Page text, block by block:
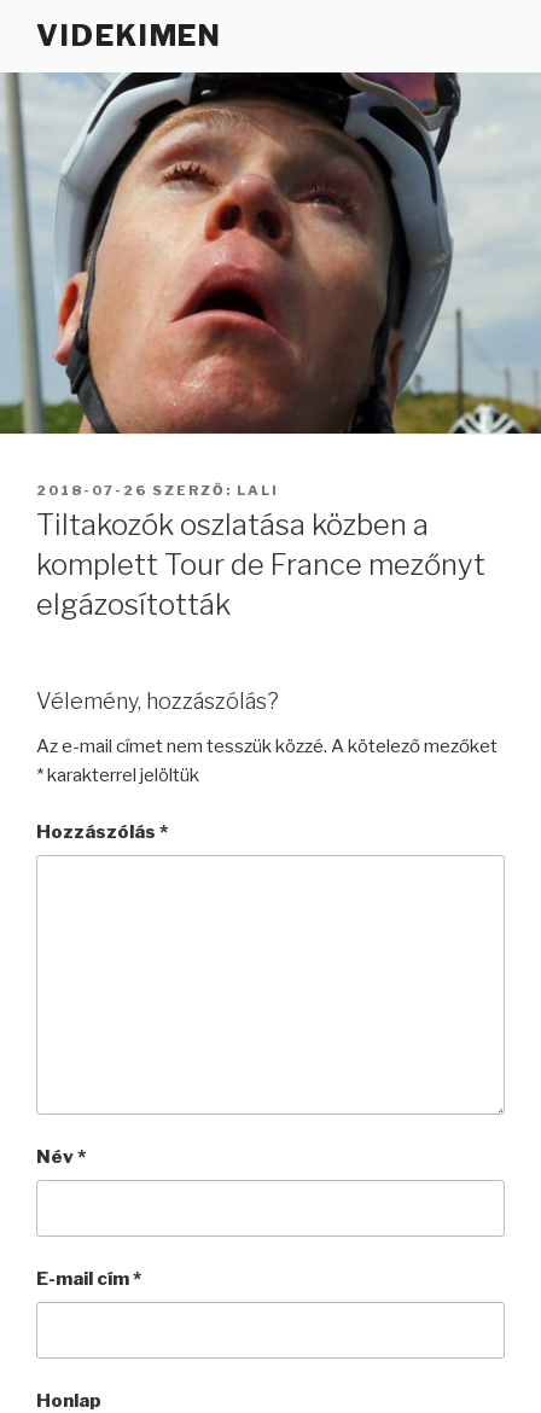
VIDEKIMEN
BEKÜLDVE:
2018-07-26 SZERZŐ: LALI
Tiltakozók oszlatása közben a
komplett Tour de France mezőnyt
elgázosították
Vélemény, hozzászólás?
Az e-mail címet nem tesszük közzé. A kötelező mezőket
* karakterrel jelöltük
Hozzászólás *
Név*
E-mail cím*
Honlap